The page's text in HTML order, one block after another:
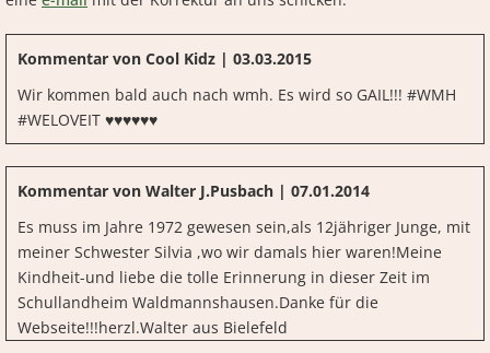
Kommentar von Cool Kidz | 03.03.2015
Wir kommen bald auch nach wmh. Es wird so GAIL!!! #WMH
#WELOVEIT ♥♥♥♥♥♥
Kommentar von Walter J.Pusbach | 07.01.2014
Es muss im Jahre 1972 gewesen sein,als 12jähriger Junge, mit
meiner Schwester Silvia ,wo wir damals hier waren!Meine
Kindheit-und liebe die tolle Erinnerung in dieser Zeit im
Schullandheim Waldmannshausen.Danke für die
Webseite!!!herzl.Walter aus Bielefeld